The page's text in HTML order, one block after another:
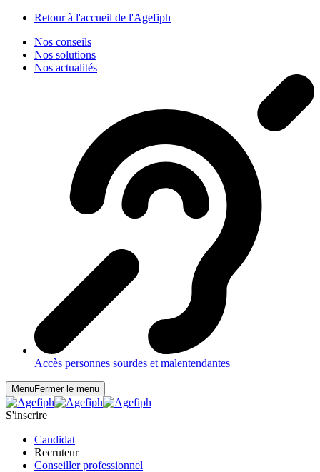
Retour à l'accueil de l'Agefiph
Nos conseils
Nos solutions
Nos actualités
Accès personnes sourdes et malentendantes
MenuFermer le menu
S'inscrire
Candidat
Recruteur
Conseiller professionnel